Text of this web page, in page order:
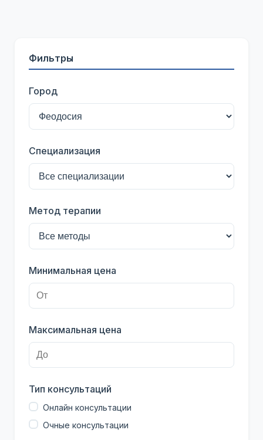
Фильтры
Город
Специализация
Метод терапии
Минимальная цена
Максимальная цена
Тип консультаций
Онлайн консультации
Очные консультации